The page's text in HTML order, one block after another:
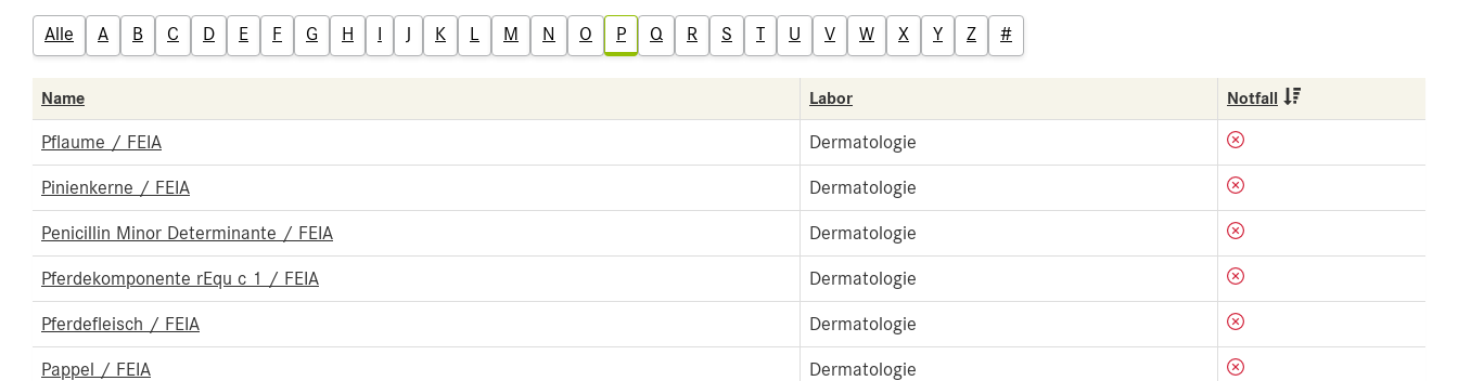
Alle A B C D E F G H I J K L M N O P Q R S T U V W X Y Z #
Name Labor Notfall
Pflaume / FEIA Dermatologie
Pinienkerne / FEIA Dermatologie
Penicillin Minor Determinante / FEIA Dermatologie
Pferdekomponente rEqu c 1 / FEIA Dermatologie
Pferdefleisch / FEIA Dermatologie
Pappel / FEIA Dermatologie